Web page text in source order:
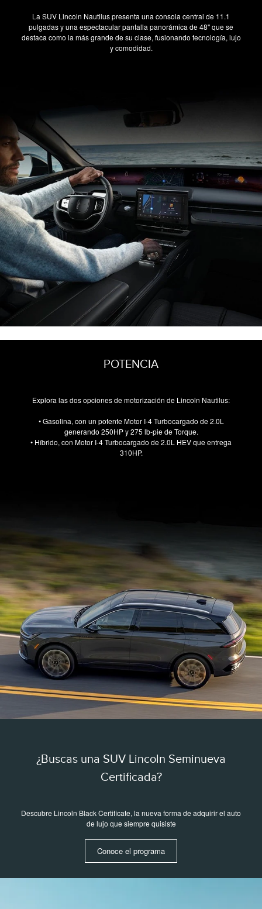
La SUV Lincoln Nautilus presenta una consola central de 11.1
pulgadas y una espectacular pantalla panorámica de 48'' que se
destaca como la más grande de su clase, fusionando tecnología, lujo
y comodidad.
POTENCIA
Explora las dos opciones de motorización de Lincoln Nautilus:
• Gasolina, con un potente Motor I-4 Turbocargado de 2.0L
generando 250HP y 275 lb-pie de Torque.
• Híbrido, con Motor I-4 Turbocargado de 2.0L HEV que entrega
310HP.
¿Buscas una SUV Lincoln Seminueva
Certificada?
Descubre Lincoln Black Certificate, la nueva forma de adquirir el auto
de lujo que siempre quisiste
Conoce el programa